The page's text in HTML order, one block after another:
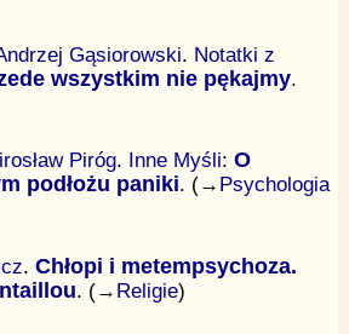
Gąsiorowski. Notatki z
wszystkim nie pękajmy.
Piróg. Inne Myśli: O
podłożu paniki. (→ Psychologia
. Chłopi i metempsychoza.
. (→ Religie)